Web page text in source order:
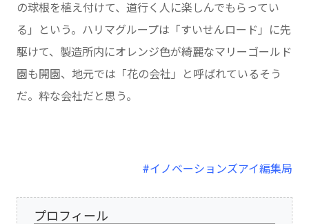
の球根を植え付けて、道行く人に楽しんでもらってい
る」という。ハリマグループは「すいせんロード」に先
駆けて、製造所内にオレンジ色が綺麗なマリーゴールド
園も開園、地元では「花の会社」と呼ばれているそう
だ。粋な会社だと思う。
#イノベーションズアイ編集局
プロフィール